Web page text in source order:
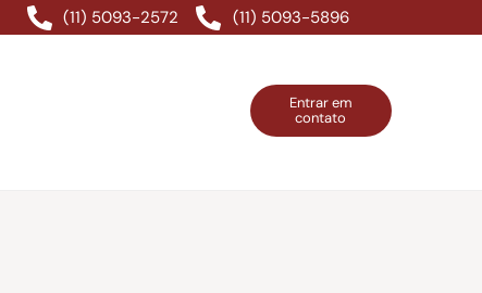
(11) 5093-2572 (11) 5093-5896
Entrar em
contato